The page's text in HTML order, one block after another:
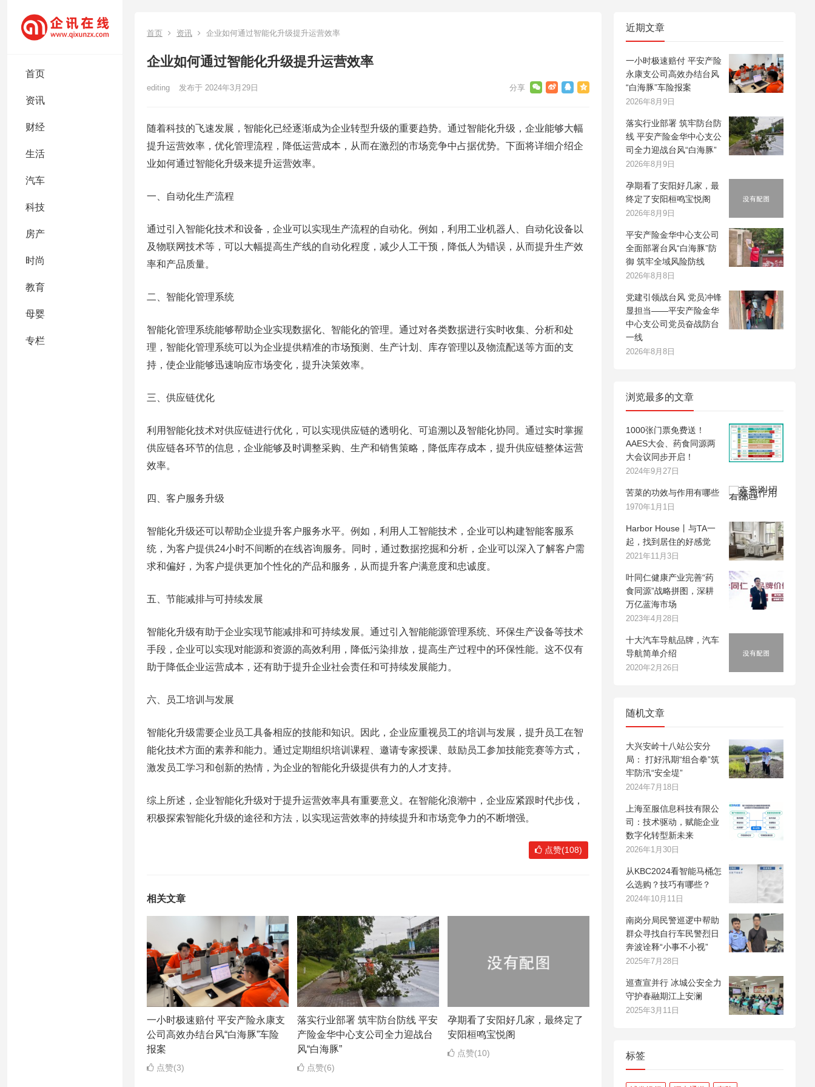
首页
资讯
财经
生活
汽车
科技
房产
时尚
教育
母婴
专栏
首页 资讯 企业如何通过智能化升级提升运营效率
企业如何通过智能化升级提升运营效率
editing 发布于 2024年3月29日
随着科技的飞速发展，智能化已经逐渐成为企业转型升级的重要趋势。通过智能化升级，企业能够大幅
提升运营效率，优化管理流程，降低运营成本，从而在激烈的市场竞争中占据优势。下面将详细介绍企
业如何通过智能化升级来提升运营效率。
一、自动化生产流程
通过引入智能化技术和设备，企业可以实现生产流程的自动化。例如，利用工业机器人、自动化设备以
及物联网技术等，可以大幅提高生产线的自动化程度，减少人工干预，降低人为错误，从而提升生产效
率和产品质量。
二、智能化管理系统
智能化管理系统能够帮助企业实现数据化、智能化的管理。通过对各类数据进行实时收集、分析和处
理，智能化管理系统可以为企业提供精准的市场预测、生产计划、库存管理以及物流配送等方面的支
持，使企业能够迅速响应市场变化，提升决策效率。
三、供应链优化
利用智能化技术对供应链进行优化，可以实现供应链的透明化、可追溯以及智能化协同。通过实时掌握
供应链各环节的信息，企业能够及时调整采购、生产和销售策略，降低库存成本，提升供应链整体运营
效率。
四、客户服务升级
智能化升级还可以帮助企业提升客户服务水平。例如，利用人工智能技术，企业可以构建智能客服系
统，为客户提供24小时不间断的在线咨询服务。同时，通过数据挖掘和分析，企业可以深入了解客户需
求和偏好，为客户提供更加个性化的产品和服务，从而提升客户满意度和忠诚度。
五、节能减排与可持续发展
智能化升级有助于企业实现节能减排和可持续发展。通过引入智能能源管理系统、环保生产设备等技术
手段，企业可以实现对能源和资源的高效利用，降低污染排放，提高生产过程中的环保性能。这不仅有
助于降低企业运营成本，还有助于提升企业社会责任和可持续发展能力。
六、员工培训与发展
智能化升级需要企业员工具备相应的技能和知识。因此，企业应重视员工的培训与发展，提升员工在智
能化技术方面的素养和能力。通过定期组织培训课程、邀请专家授课、鼓励员工参加技能竞赛等方式，
激发员工学习和创新的热情，为企业的智能化升级提供有力的人才支持。
综上所述，企业智能化升级对于提升运营效率具有重要意义。在智能化浪潮中，企业应紧跟时代步伐，
积极探索智能化升级的途径和方法，以实现运营效率的持续提升和市场竞争力的不断增强。
点赞(108)
相关文章
一小时极速赔付 平安产险永康支
公司高效办结台风“白海豚”车险
报案
点赞(3)
落实行业部署 筑牢防台防线 平安
产险金华中心支公司全力迎战台
风“白海豚”
点赞(6)
孕期看了安阳好几家，最终定了
安阳桓鸣宝悦阁
点赞(10)
近期文章
一小时极速赔付 平安产险
永康支公司高效办结台风
“白海豚”车险报案
2026年8月9日
落实行业部署 筑牢防台防
线 平安产险金华中心支公
司全力迎战台风“白海豚”
2026年8月9日
孕期看了安阳好几家，最
终定了安阳桓鸣宝悦阁
2026年8月9日
平安产险金华中心支公司
全面部署台风“白海豚”防
御 筑牢全域风险防线
2026年8月8日
党建引领战台风 党员冲锋
显担当——平安产险金华
中心支公司党员奋战防台
一线
2026年8月8日
浏览最多的文章
1000张门票免费送！
AAES大会、药食同源两
大会议同步开启！
2024年9月27日
苦菜的功效与作用有哪些
1970年1月1日
Harbor House丨与TA一
起，找到居住的好感觉
2021年11月3日
叶同仁健康产业完善“药
食同源”战略拼图，深耕
万亿蓝海市场
2023年4月28日
十大汽车导航品牌，汽车
导航简单介绍
2020年2月26日
随机文章
大兴安岭十八站公安分
局： 打好汛期“组合拳”筑
牢防汛“安全堤”
2024年7月18日
上海至服信息科技有限公
司：技术驱动，赋能企业
数字化转型新未来
2026年1月30日
从KBC2024看智能马桶怎
么选购？技巧有哪些？
2024年10月11日
南岗分局民警巡逻中帮助
群众寻找自行车民警烈日
奔波诠释“小事不小视”
2025年7月28日
巡查宣并行 冰城公安全力
守护春融期江上安澜
2025年3月11日
标签